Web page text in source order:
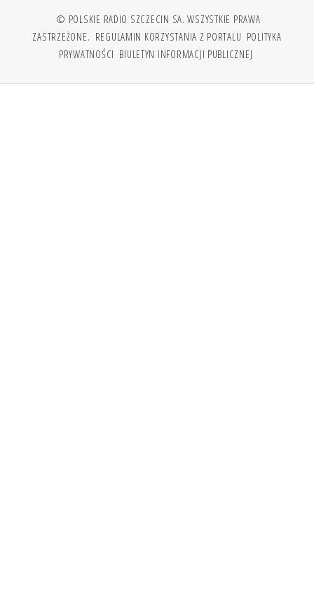
© POLSKIE RADIO SZCZECIN SA. WSZYSTKIE PRAWA
ZASTRZEŻONE. REGULAMIN KORZYSTANIA Z PORTALU POLITYKA
PRYWATNOŚCI BIULETYN INFORMACJI PUBLICZNEJ